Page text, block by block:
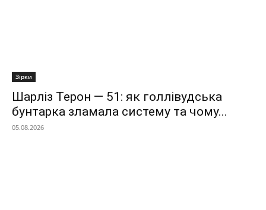
Зірки
Шарліз Терон — 51: як голлівудська
бунтарка зламала систему та чому...
05.08.2026